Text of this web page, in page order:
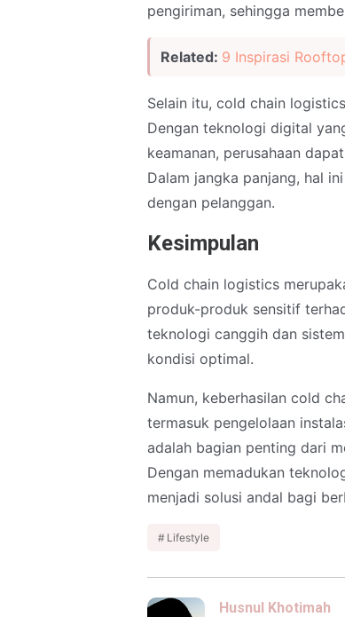
pengiriman, sehingga
Related: 9 Inspirasi
Selain itu, cold chain
Dengan teknologi digital
keamanan, perusahaan
Dalam jangka panjang, hal
dengan pelanggan.
Kesimpulan
Cold chain logistics
produk-produk sensitif
teknologi canggih dan
kondisi optimal.
Namun, keberhasilan cold
termasuk pengelolaan
adalah bagian penting dari
Dengan memadukan
menjadi solusi andal bagi
Lifestyle
Husnul Khotimah